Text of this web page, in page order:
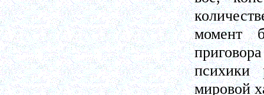
момент
психики
мировой